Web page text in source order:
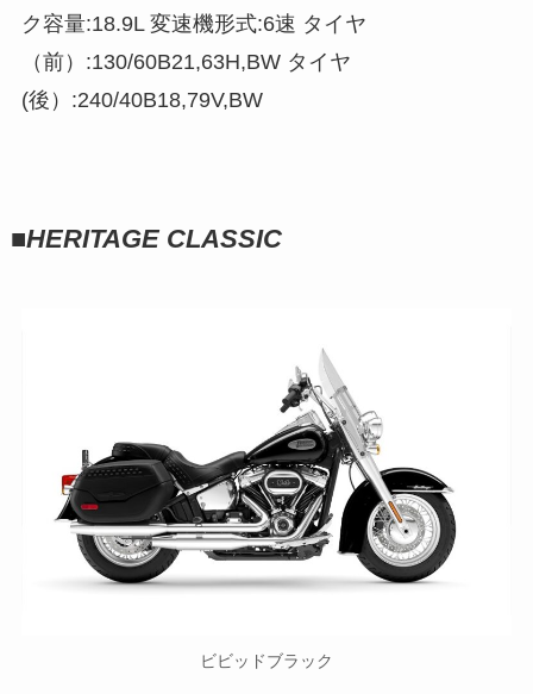
ク容量:18.9L 変速機形式:6速 タイヤ
（前）:130/60B21,63H,BW タイヤ
(後）:240/40B18,79V,BW
■HERITAGE CLASSIC
ビビッドブラック